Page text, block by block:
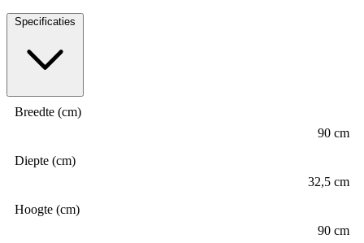
Specificaties
Breedte (cm)
90 cm
Diepte (cm)
32,5 cm
Hoogte (cm)
90 cm